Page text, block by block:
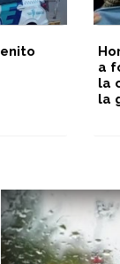
a
la
la